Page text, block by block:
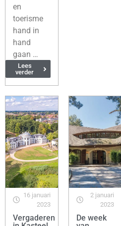
en
toerisme
hand in
hand
gaan …
Lees
verder
16 januari
2023
Vergaderen
2 januari
2023
De week